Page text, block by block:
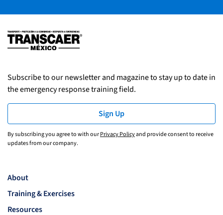
Subscribe to our newsletter and magazine to stay up to date in
the emergency response training field.
Sign Up
By subscribing you agree to with ourPrivacy Policyand provide consent to receive
updates from our company.
About
Training & Exercises
Resources